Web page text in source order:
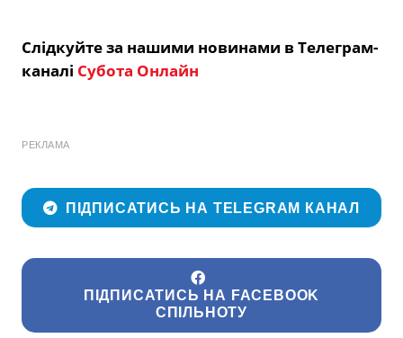
Слідкуйте за нашими новинами в Телеграм-
каналі Субота Онлайн
РЕКЛАМА
ПІДПИСАТИСЬ НА TELEGRAM КАНАЛ
ПІДПИСАТИСЬ НА FACEBOOK
СПІЛЬНОТУ